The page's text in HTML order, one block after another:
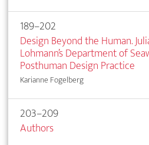
189–202
Design Beyond the Human.
Lohmann’s Department of
Posthuman Design Practice
Karianne Fogelberg
203–209
Authors